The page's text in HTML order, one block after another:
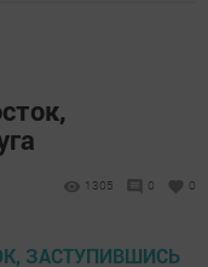
1305 0 0